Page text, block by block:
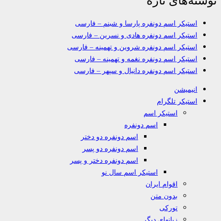
استیکر اسم دونفره پارسا و شبنم – فارسی
استیکر اسم دونفره هادی و نسرین – فارسی
استیکر اسم دونفره شروین و تهمینه – فارسی
استیکر اسم دونفره نغمه و تهمینه – فارسی
استیکر اسم دونفره دانیال و سپهر – فارسی
انیمیشن
استیکر تلگرام
استیکر اسم
اسم دونفره
اسم دونفره دو دختر
اسم دونفره دو پسر
اسم دونفره دختر و پسر
استیکر اسم سال نو
اقوام ایران
بدون متن
تورکی
زبانهای دیگر